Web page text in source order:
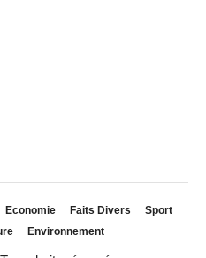
Economie Faits Divers
Sport
Environnement